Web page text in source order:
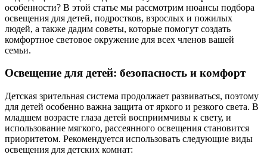
особенности? В этой статье мы рассмотрим нюансы подбора
освещения для детей, подростков, взрослых и пожилых
людей, а также дадим советы, которые помогут создать
комфортное световое окружение для всех членов вашей
семьи.
Освещение для детей: безопасность и комфорт
Детская зрительная система продолжает развиваться, поэтому
для детей особенно важна защита от яркого и резкого света. В
младшем возрасте глаза детей восприимчивы к свету, и
использование мягкого, рассеянного освещения становится
приоритетом. Рекомендуется использовать следующие виды
освещения для детских комнат: